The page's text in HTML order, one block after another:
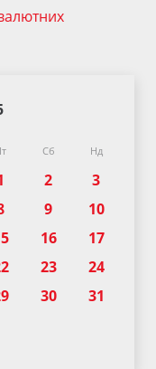
Сб Нд
2
3
9
10
16
17
23
24
30 31